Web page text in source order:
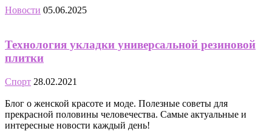
Новости 05.06.2025
Технология укладки универсальной резиновой
плитки
Спорт 28.02.2021
Блог о женской красоте и моде. Полезные советы для
прекрасной половины человечества. Самые актуальные и
интересные новости каждый день!